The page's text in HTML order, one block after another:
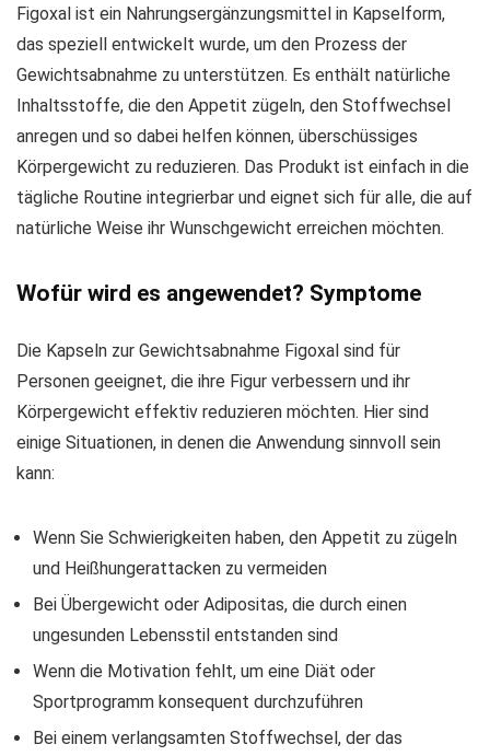
Figoxal ist ein Nahrungsergänzungsmittel in Kapselform,
das speziell entwickelt wurde, um den Prozess der
Gewichtsabnahme zu unterstützen. Es enthält natürliche
Inhaltsstoffe, die den Appetit zügeln, den Stoffwechsel
anregen und so dabei helfen können, überschüssiges
Körpergewicht zu reduzieren. Das Produkt ist einfach in die
tägliche Routine integrierbar und eignet sich für alle, die auf
natürliche Weise ihr Wunschgewicht erreichen möchten.
Wofür wird es angewendet? Symptome
Die Kapseln zur Gewichtsabnahme Figoxal sind für
Personen geeignet, die ihre Figur verbessern und ihr
Körpergewicht effektiv reduzieren möchten. Hier sind
einige Situationen, in denen die Anwendung sinnvoll sein
kann:
Wenn Sie Schwierigkeiten haben, den Appetit zu zügeln
und Heißhungerattacken zu vermeiden
Bei Übergewicht oder Adipositas, die durch einen
ungesunden Lebensstil entstanden sind
Wenn die Motivation fehlt, um eine Diät oder
Sportprogramm konsequent durchzuführen
Bei einem verlangsamten Stoffwechsel, der das